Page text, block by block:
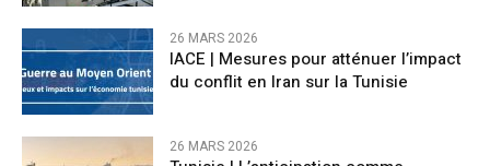
26 MARS 2026
IACE | Mesures pour atténuer l’impact
du conflit en Iran sur la Tunisie
26 MARS 2026